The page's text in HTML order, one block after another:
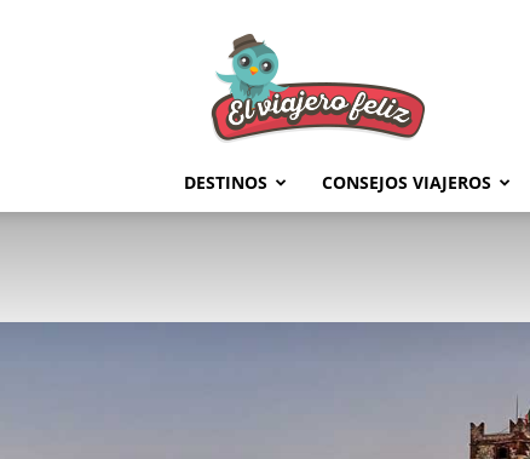
Feliz
DESTINOS CONSEJOS VIAJEROS